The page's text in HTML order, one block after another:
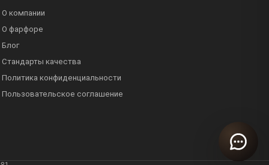
О компании
О фарфоре
Блог
Стандарты качества
Политика конфиденциальности
Пользовательское соглашение